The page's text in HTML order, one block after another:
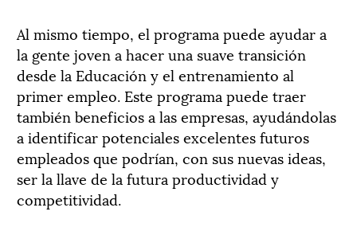
Al mismo tiempo, el programa puede ayudar a
la gente joven a hacer una suave transición
desde la Educación y el entrenamiento al
primer empleo. Este programa puede traer
también beneficios a las empresas, ayudándolas
a identificar potenciales excelentes futuros
empleados que podrían, con sus nuevas ideas,
ser la llave de la futura productividad y
competitividad.